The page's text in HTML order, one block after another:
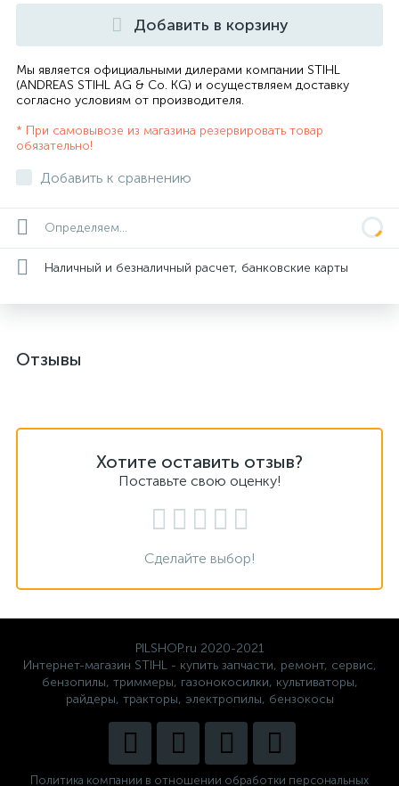
Добавить в корзину
Мы является официальными дилерами компании STIHL
(ANDREAS STIHL AG & Co. KG) и осуществляем доставку
согласно условиям от производителя.
* При самовывозе из магазина резервировать товар
обязательно!
Добавить к сравнению
Определяем...
Наличный и безналичный расчет, банковские карты
Отзывы
Хотите оставить отзыв?
Поставьте свою оценку!
Сделайте выбор!
PILSHOP.ru 2020-2021
Интернет-магазин STIHL - купить запчасти, ремонт, сервис,
бензопилы, триммеры, газонокосилки, культиваторы,
райдеры, тракторы, электропилы, бензокосы
Политика компании в отношении обработки персональных